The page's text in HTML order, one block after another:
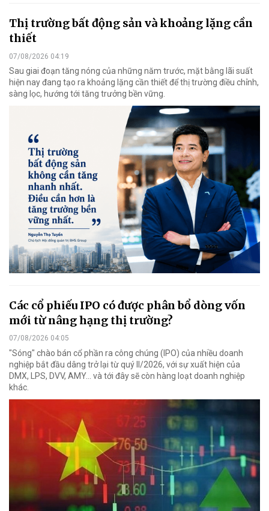
Thị trường bất động sản và khoảng lặng cần
thiết
07/08/2026 04:19
Sau giai đoạn tăng nóng của những năm trước, mặt bằng lãi suất
hiện nay đang tạo ra khoảng lặng cần thiết để thị trường điều chỉnh,
sàng lọc, hướng tới tăng trưởng bền vững.
Các cổ phiếu IPO có được phân bổ dòng vốn
mới từ nâng hạng thị trường?
07/08/2026 04:05
"Sóng" chào bán cổ phần ra công chúng (IPO) của nhiều doanh
nghiệp bắt đầu dâng trở lại từ quý II/2026, với sự xuất hiện của
DMX, LPS, DVV, AMY... và tới đây sẽ còn hàng loạt doanh nghiệp
khác.